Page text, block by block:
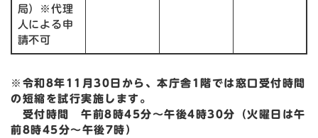
局）※代理
人による申
請不可
※令和8年11月30日から、本庁舎1階では窓口受付時間
の短縮を試行実施します。
受付時間 午前8時45分〜午後4時30分（火曜日は午
前8時45分〜午後7時）